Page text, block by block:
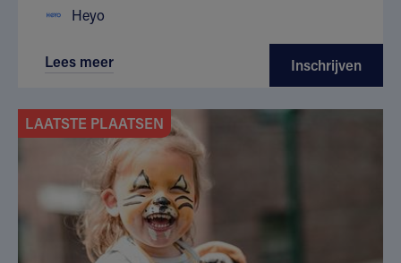
Heyo
Lees meer Inschrijven
LAATSTE PLAATSEN